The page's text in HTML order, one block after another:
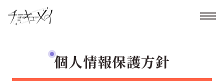
個人情報保護方針